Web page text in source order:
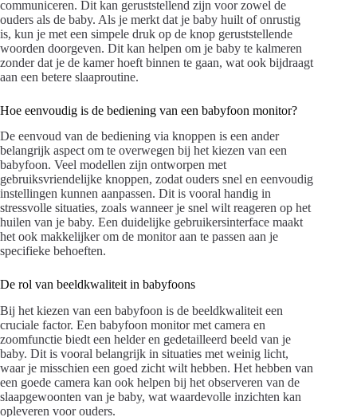
communiceren. Dit kan geruststellend zijn voor zowel de
ouders als de baby. Als je merkt dat je baby huilt of onrustig
is, kun je met een simpele druk op de knop geruststellende
woorden doorgeven. Dit kan helpen om je baby te kalmeren
zonder dat je de kamer hoeft binnen te gaan, wat ook bijdraagt
aan een betere slaaproutine.
Hoe eenvoudig is de bediening van een babyfoon monitor?
De eenvoud van de bediening via knoppen is een ander
belangrijk aspect om te overwegen bij het kiezen van een
babyfoon. Veel modellen zijn ontworpen met
gebruiksvriendelijke knoppen, zodat ouders snel en eenvoudig
instellingen kunnen aanpassen. Dit is vooral handig in
stressvolle situaties, zoals wanneer je snel wilt reageren op het
huilen van je baby. Een duidelijke gebruikersinterface maakt
het ook makkelijker om de monitor aan te passen aan je
specifieke behoeften.
De rol van beeldkwaliteit in babyfoons
Bij het kiezen van een babyfoon is de beeldkwaliteit een
cruciale factor. Een babyfoon monitor met camera en
zoomfunctie biedt een helder en gedetailleerd beeld van je
baby. Dit is vooral belangrijk in situaties met weinig licht,
waar je misschien een goed zicht wilt hebben. Het hebben van
een goede camera kan ook helpen bij het observeren van de
slaapgewoonten van je baby, wat waardevolle inzichten kan
opleveren voor ouders.